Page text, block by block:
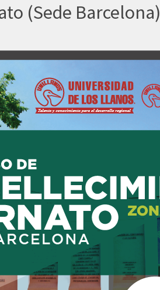
(Sede Barcelona)